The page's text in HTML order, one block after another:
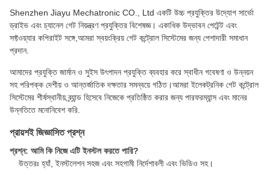
Shenzhen Jiayu Mechatronic CO., Ltd একটি উচ্চ প্রযুক্তির উদ্যোগ সার্ভো
ড্রাইভ এবং চ্যানেল গেট নিয়ন্ত্রণ প্রযুক্তির বিশেষজ্ঞ। একাধিক উদ্ভাবন পেটেন্ট এবং
সফ্টওয়্যার কপিরাইট সঙ্গে,আমরা স্বয়ংক্রিয় গেট কন্ট্রোল সিস্টেমের জন্য পেশাদারী সমাধান
প্রদান.
আমাদের প্রযুক্তি জার্মান ও সুইস উৎপাদন প্রযুক্তি ব্যবহার করে স্বাধীন গবেষণা ও উন্নয়ন
সহ পরিপক্ক দেশীয় ও আন্তর্জাতিক দক্ষতার সমন্বয়ে গঠিত।আমরা ইলেকট্রনিক গেট কন্ট্রোল
সিস্টেমের শীর্ষস্থানীয় ব্র্যান্ড হিসেবে নিজেকে প্রতিষ্ঠিত করার জন্য পারফরম্যান্স এবং মানের
উন্নতিতে মনোনিবেশ করি.
প্রায়শই জিজ্ঞাসিত প্রশ্ন
প্রশ্ন: আমি কি নিজে এটি ইনস্টল করতে পারি?
উত্তরঃ হ্যাঁ, ইনস্টলেশন সহজ এবং সহগামী নির্দেশাবলী এবং ভিডিও সহ।